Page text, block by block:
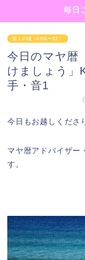
毎日
第１の城（KIN1〜52）
今日のマヤ暦
けましょう」
手・音1
今日もお越しくださ
マヤ暦アドバイザー・
す。